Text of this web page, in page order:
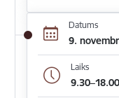
Datums
9.
Laiks
9.30–18.00